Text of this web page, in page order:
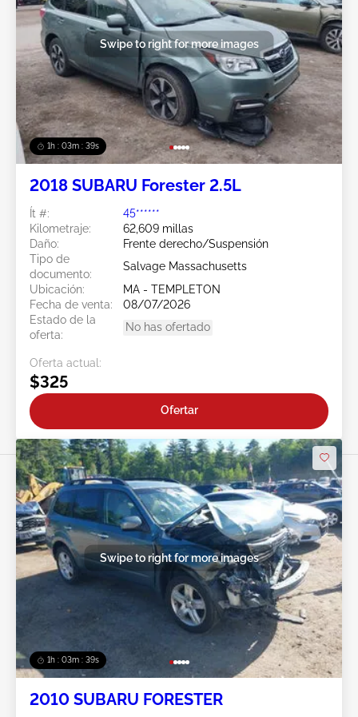
1h : 03m : 37s
Swipe to right for more images
2018 SUBARU Forester 2.5L
Ít #:
45******
Kilometraje:
62,609 millas
Daño:
Frente derecho/Suspensión
Tipo de
documento:
Salvage Massachusetts
Ubicación:
MA - TEMPLETON
Fecha de venta:
08/07/2026
Estado de la
oferta:
No has ofertado
Oferta actual:
$325
Ofertar
1h : 03m : 37s
Swipe to right for more images
2010 SUBARU FORESTER